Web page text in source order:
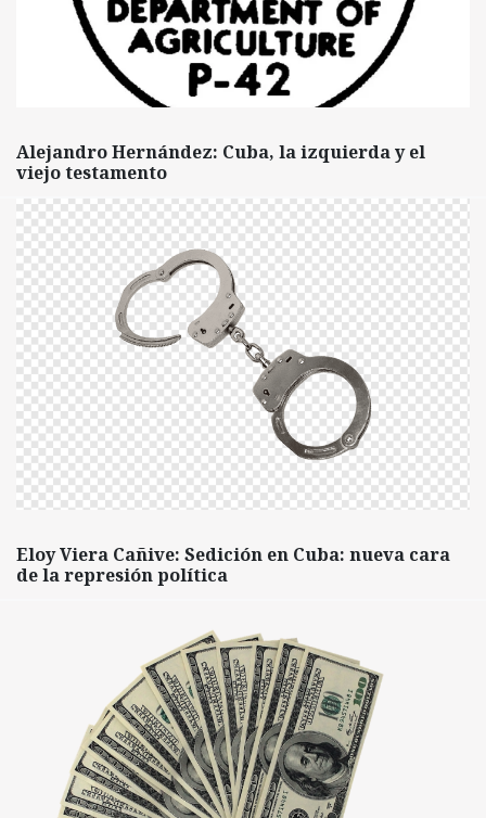
Alejandro Hernández: Cuba, la izquierda y el
viejo testamento
Eloy Viera Cañive: Sedición en Cuba: nueva cara
de la represión política